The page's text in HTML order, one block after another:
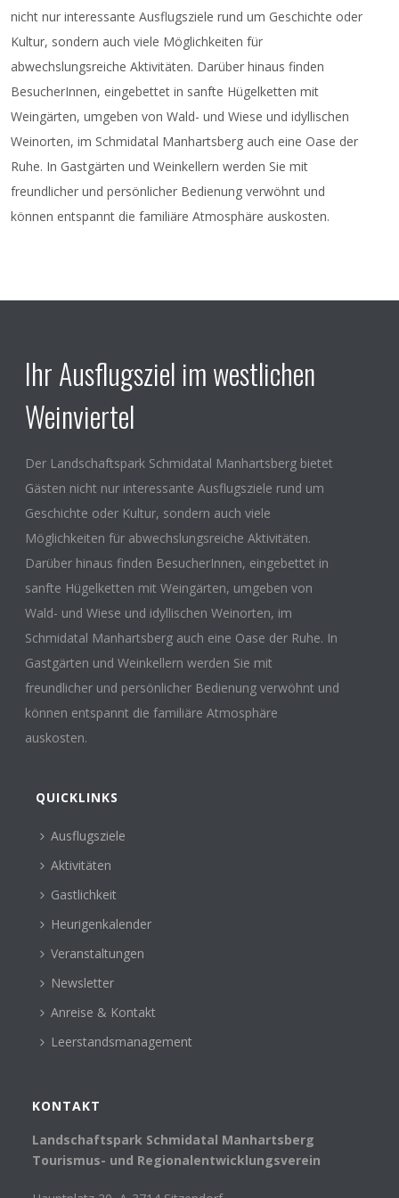
nicht nur interessante Ausflugsziele rund um Geschichte oder
Kultur, sondern auch viele Möglichkeiten für
abwechslungsreiche Aktivitäten. Darüber hinaus finden
BesucherInnen, eingebettet in sanfte Hügelketten mit
Weingärten, umgeben von Wald- und Wiese und idyllischen
Weinorten, im Schmidatal Manhartsberg auch eine Oase der
Ruhe. In Gastgärten und Weinkellern werden Sie mit
freundlicher und persönlicher Bedienung verwöhnt und
können entspannt die familiäre Atmosphäre auskosten.
Ihr Ausflugsziel im westlichen
Weinviertel
Der Landschaftspark Schmidatal Manhartsberg bietet
Gästen nicht nur interessante Ausflugsziele rund um
Geschichte oder Kultur, sondern auch viele
Möglichkeiten für abwechslungsreiche Aktivitäten.
Darüber hinaus finden BesucherInnen, eingebettet in
sanfte Hügelketten mit Weingärten, umgeben von
Wald- und Wiese und idyllischen Weinorten, im
Schmidatal Manhartsberg auch eine Oase der Ruhe. In
Gastgärten und Weinkellern werden Sie mit
freundlicher und persönlicher Bedienung verwöhnt und
können entspannt die familiäre Atmosphäre
auskosten.
QUICKLINKS
Ausflugsziele
Aktivitäten
Gastlichkeit
Heurigenkalender
Veranstaltungen
Newsletter
Anreise & Kontakt
Leerstandsmanagement
KONTAKT
Landschaftspark Schmidatal Manhartsberg
Tourismus- und Regionalentwicklungsverein